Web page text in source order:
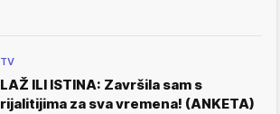
TV
LAŽ ILI ISTINA: Završila sam s
rijalitijima za sva vremena! (ANKETA)